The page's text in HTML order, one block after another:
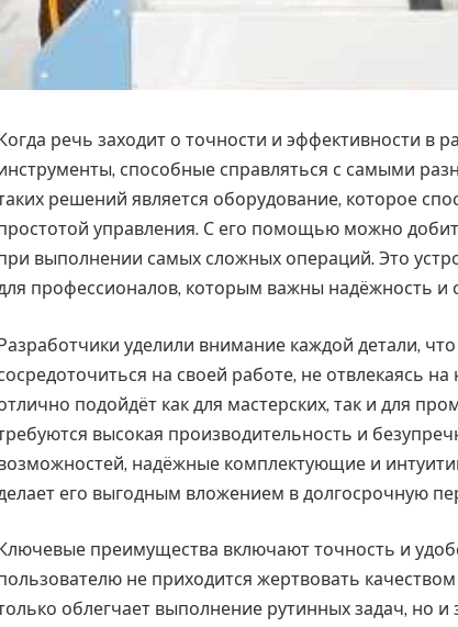
речь заходит о точности и эффективности в
способные справляться с самыми
решений является оборудование, которое
управления. С его помощью можно
выполнении самых сложных операций. Это
профессионалов, которым важны надёжность и
уделили внимание каждой детали,
на своей работе, не отвлекаясь
подойдёт как для мастерских, так и для
высокая производительность и
надёжные комплектующие и
его выгодным вложением в долгосрочную
Ключевые преимущества включают точность и
не приходится жертвовать
облегчает выполнение рутинных задач, но